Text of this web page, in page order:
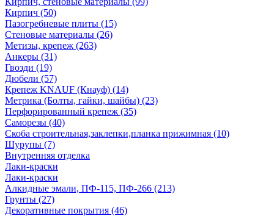
Кирпич (50)
Пазогребневые плиты (15)
Стеновые материалы (26)
Метизы, крепеж (263)
Анкеры (31)
Гвозди (19)
Дюбели (57)
Крепеж KNAUF (Кнауф) (14)
Метрика (Болты, гайки, шайбы) (23)
Перфорированный крепеж (35)
Саморезы (40)
Скоба строительная,заклепки,планка прижимная (10)
Шурупы (7)
Внутренняя отделка
Лаки-краски
Лаки-краски
Алкидные эмали, ПФ-115, ПФ-266 (213)
Грунты (27)
Декоративные покрытия (46)